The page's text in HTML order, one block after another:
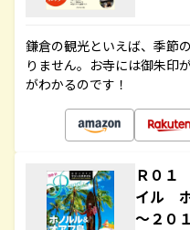
鎌倉の観光といえば、季節
りません。お寺には御朱印
がわかるのです！
Ｒ０１
イル
～２０